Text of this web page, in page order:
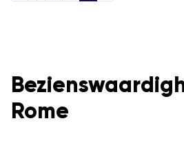
Rome